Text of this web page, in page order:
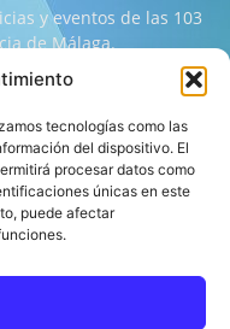
tecnologías como las
del dispositivo. El
procesar datos como
únicas en este
puede afectar
y eventos de las 103
de Málaga.